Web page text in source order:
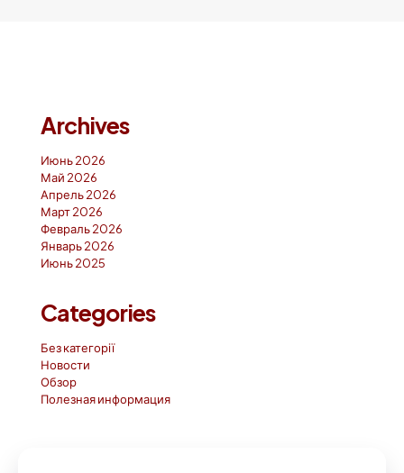
Archives
Июнь 2026
Май 2026
Апрель 2026
Март 2026
Февраль 2026
Январь 2026
Июнь 2025
Categories
Без категорії
Новости
Обзор
Полезная информация